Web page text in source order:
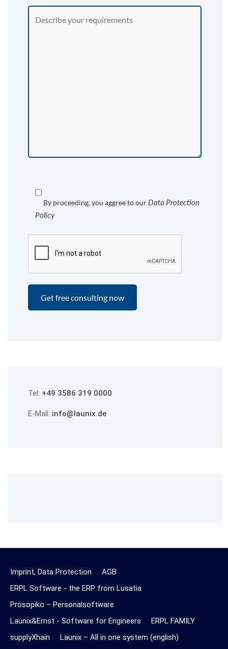
By proceeding, you aggree to our Data Protection
Policy
Tel: +49 3586 319 0000
E-Mail: info@launix.de
Imprint, Data Protection
AGB
ERPL Software - the ERP from Lusatia
Prosopiko – Personalsoftware
Launix&Ernst - Software for Engineers
ERPL FAMILY
supplyXhain
Launix – All in one system (english)